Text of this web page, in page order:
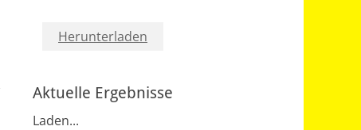
Herunterladen
Aktuelle Ergebnisse
Laden...